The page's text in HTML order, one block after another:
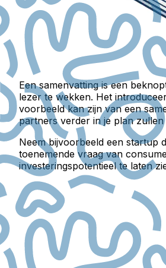
Een samenvatting is een
lezer te wekken. Het
voorbeeld kan zijn van een
partners verder in je plan
Neem bijvoorbeeld een startup
toenemende vraag van
investeringspotentieel te laten